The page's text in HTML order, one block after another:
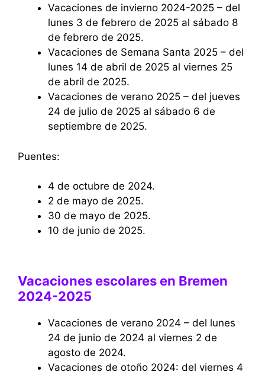
Vacaciones de invierno 2024-2025 – del
lunes 3 de febrero de 2025 al sábado 8
de febrero de 2025.
Vacaciones de Semana Santa 2025 – del
lunes 14 de abril de 2025 al viernes 25
de abril de 2025.
Vacaciones de verano 2025 – del jueves
24 de julio de 2025 al sábado 6 de
septiembre de 2025.
Puentes:
4 de octubre de 2024.
2 de mayo de 2025.
30 de mayo de 2025.
10 de junio de 2025.
Vacaciones escolares en Bremen
2024-2025
Vacaciones de verano 2024 – del lunes
24 de junio de 2024 al viernes 2 de
agosto de 2024.
Vacaciones de otoño 2024: del viernes 4